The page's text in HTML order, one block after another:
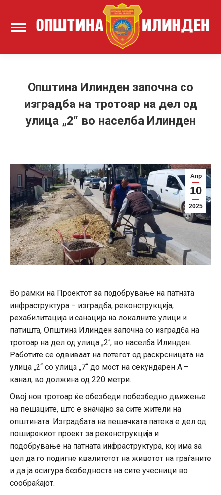
Општина Илинден започна со
изградба на тротоар на дел од
улица „2“ во населба Илинден
Апр
10
2025
Во рамки на Проектот за подобрување на патната
инфраструктура – изградба, реконструкција,
рехабилитација и санација на локалните улици и
патишта, Општина Илинден започна со изградба на
тротоар на дел од улица „2“, во населба Илинден.
Работите се одвиваат на потегот од раскрсницата на
улица „2“ со улица „7“ до мост на секундарен А –
канал, во должина од 220 метри.
Овој нов тротоар ќе обезбеди побезбедно движење
на пешаците, што е значајно за сите жители на
општината. Изградбата на пешачката патека е дел од
поширокиот проект за реконструкција и
подобрување на патната инфраструктура, кој има за
цел да го подигне квалитетот на животот на граѓаните
и да ја осигура безбедноста на сите учесници во
сообраќајот.